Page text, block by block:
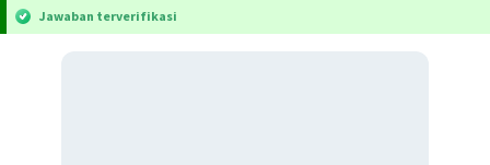
Jawaban terverifikasi